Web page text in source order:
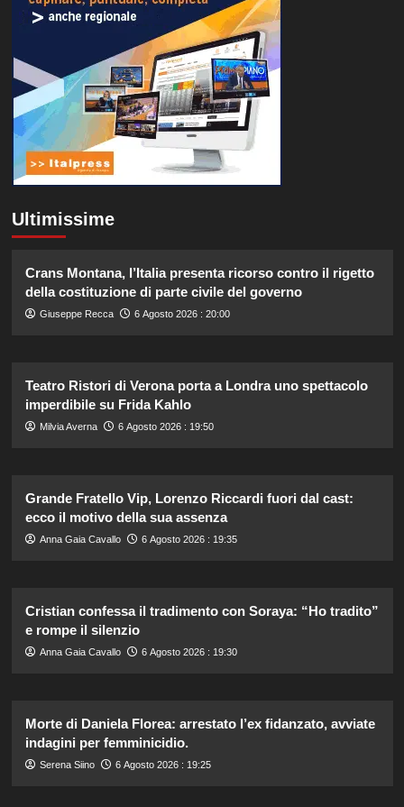
Ultimissime
Crans Montana, l’Italia presenta ricorso contro il rigetto
della costituzione di parte civile del governo
Giuseppe Recca 6 Agosto 2026 : 20:00
Teatro Ristori di Verona porta a Londra uno spettacolo
imperdibile su Frida Kahlo
Milvia Averna 6 Agosto 2026 : 19:50
Grande Fratello Vip, Lorenzo Riccardi fuori dal cast:
ecco il motivo della sua assenza
Anna Gaia Cavallo 6 Agosto 2026 : 19:35
Cristian confessa il tradimento con Soraya: “Ho tradito”
e rompe il silenzio
Anna Gaia Cavallo 6 Agosto 2026 : 19:30
Morte di Daniela Florea: arrestato l’ex fidanzato, avviate
indagini per femminicidio.
Serena Siino 6 Agosto 2026 : 19:25